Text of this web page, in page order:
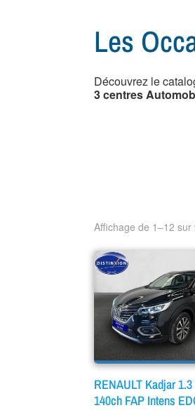
Les
Découvrez le
3 centres
Affichage de 1–12
RENAULT Kadjar
140ch FAP Intens